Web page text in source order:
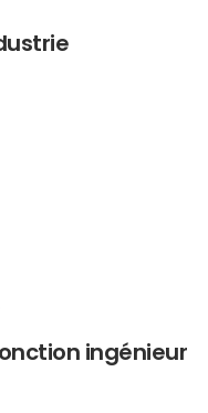
ingénieur